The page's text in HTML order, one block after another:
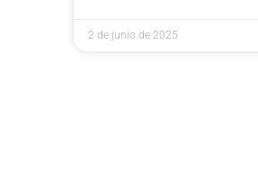
2 de junio de 2025